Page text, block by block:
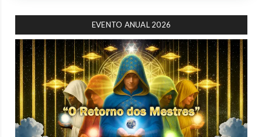
EVENTO ANUAL 2026